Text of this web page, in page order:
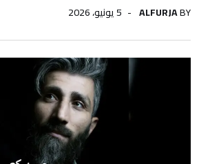
BY
ALFURJA 5 يونيو، 2026